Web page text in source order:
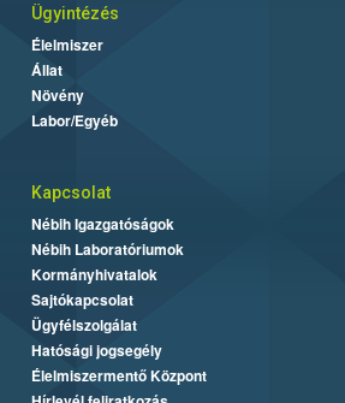
Ügyintézés
Élelmiszer
Állat
Növény
Labor/Egyéb
Kapcsolat
Nébih Igazgatóságok
Nébih Laboratóriumok
Kormányhivatalok
Sajtókapcsolat
Ügyfélszolgálat
Hatósági jogsegély
Élelmiszermentő Központ